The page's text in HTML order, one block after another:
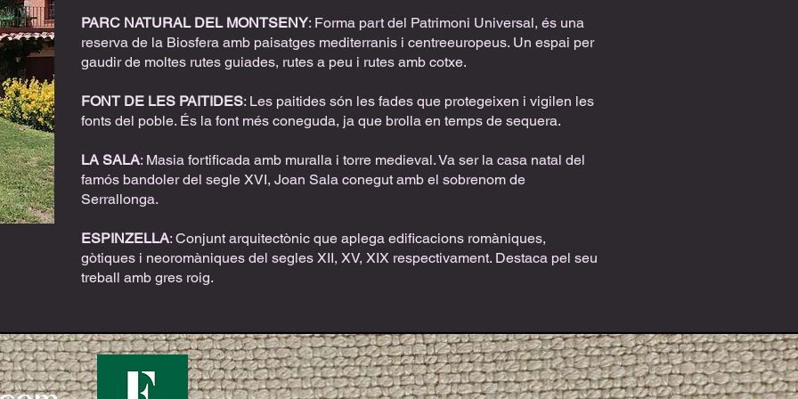
PARC NATURAL DEL MONTSENY: Forma part del Patrimoni Universal, és una
reserva de la Biosfera amb paisatges mediterranis i centreeuropeus. Un espai per
gaudir de moltes rutes guiades, rutes a peu i rutes amb cotxe.
FONT DE LES PAITIDES: Les paitides són les fades que protegeixen i vigilen les
fonts del poble. És la font més coneguda, ja que brolla en temps de sequera.
LA SALA: Masia fortificada amb muralla i torre medieval. Va ser la casa natal del
famós bandoler del segle XVI, Joan Sala conegut amb el sobrenom de
Serrallonga.
ESPINZELLA: Conjunt arquitectònic que aplega edificacions romàniques,
gòtiques i neoromàniques del segles XII, XV, XIX respectivament. Destaca pel seu
treball amb gres roig.